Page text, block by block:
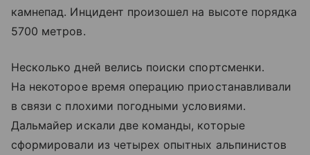
камнепад. Инцидент произошел на высоте порядка
5700 метров.
Несколько дней велись поиски спортсменки.
На некоторое время операцию приостанавливали
в связи с плохими погодными условиями.
Дальмайер искали две команды, которые
сформировали из четырех опытных альпинистов